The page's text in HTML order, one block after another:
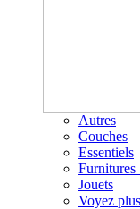
Autres
Couches
Essentiels
Furnitures
Jouets
Voyez plus